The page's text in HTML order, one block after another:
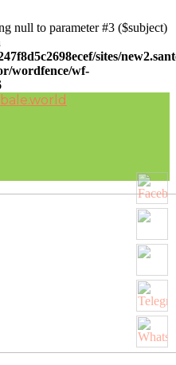
null to parameter #3 ($subject)
sites/
wordfence/wf-